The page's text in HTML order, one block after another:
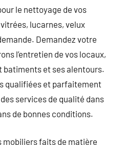
le nettoyage de vos
lucarnes, velux
Demandez votre
l’entretien de vos locaux,
batiments et ses alentours.
qualifiées et parfaitement
services de qualité dans
de bonnes conditions.
mobiliers faits de matière